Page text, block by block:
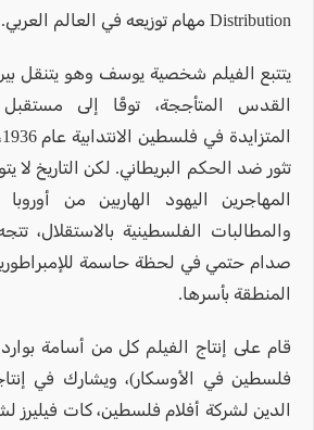
Distribution مهام توزيعه في العالم العربي.
يتتبع الفيلم شخصية يوسف وهو يتنقل
القدس المتأججة، توقًا إلى مستقبل
تثور ضد الحكم البريطاني. لكن التاريخ لا
المهاجرين اليهود الهاربين من
والمطالبات الفلسطينية بالاستقلال،
صدام حتمي في لحظة حاسمة
المنطقة بأسرها.
قام على إنتاج الفيلم كل من أسامة
فلسطين في الأوسكار)، ويشارك في